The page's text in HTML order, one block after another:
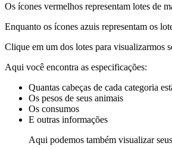
Os ícones vermelhos representam lotes de
Enquanto os ícones azuis representam os
Clique em um dos lotes para visualizarmos
Aqui você encontra as especificações:
Quantas cabeças de cada categoria
Os pesos de seus animais
Os consumos
E outras informações
Aqui podemos também visualizar